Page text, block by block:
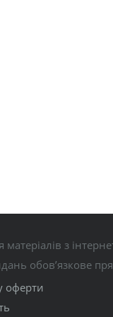
з
обов’язкове
оферти